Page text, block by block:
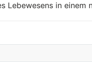
Lebewesens in einem